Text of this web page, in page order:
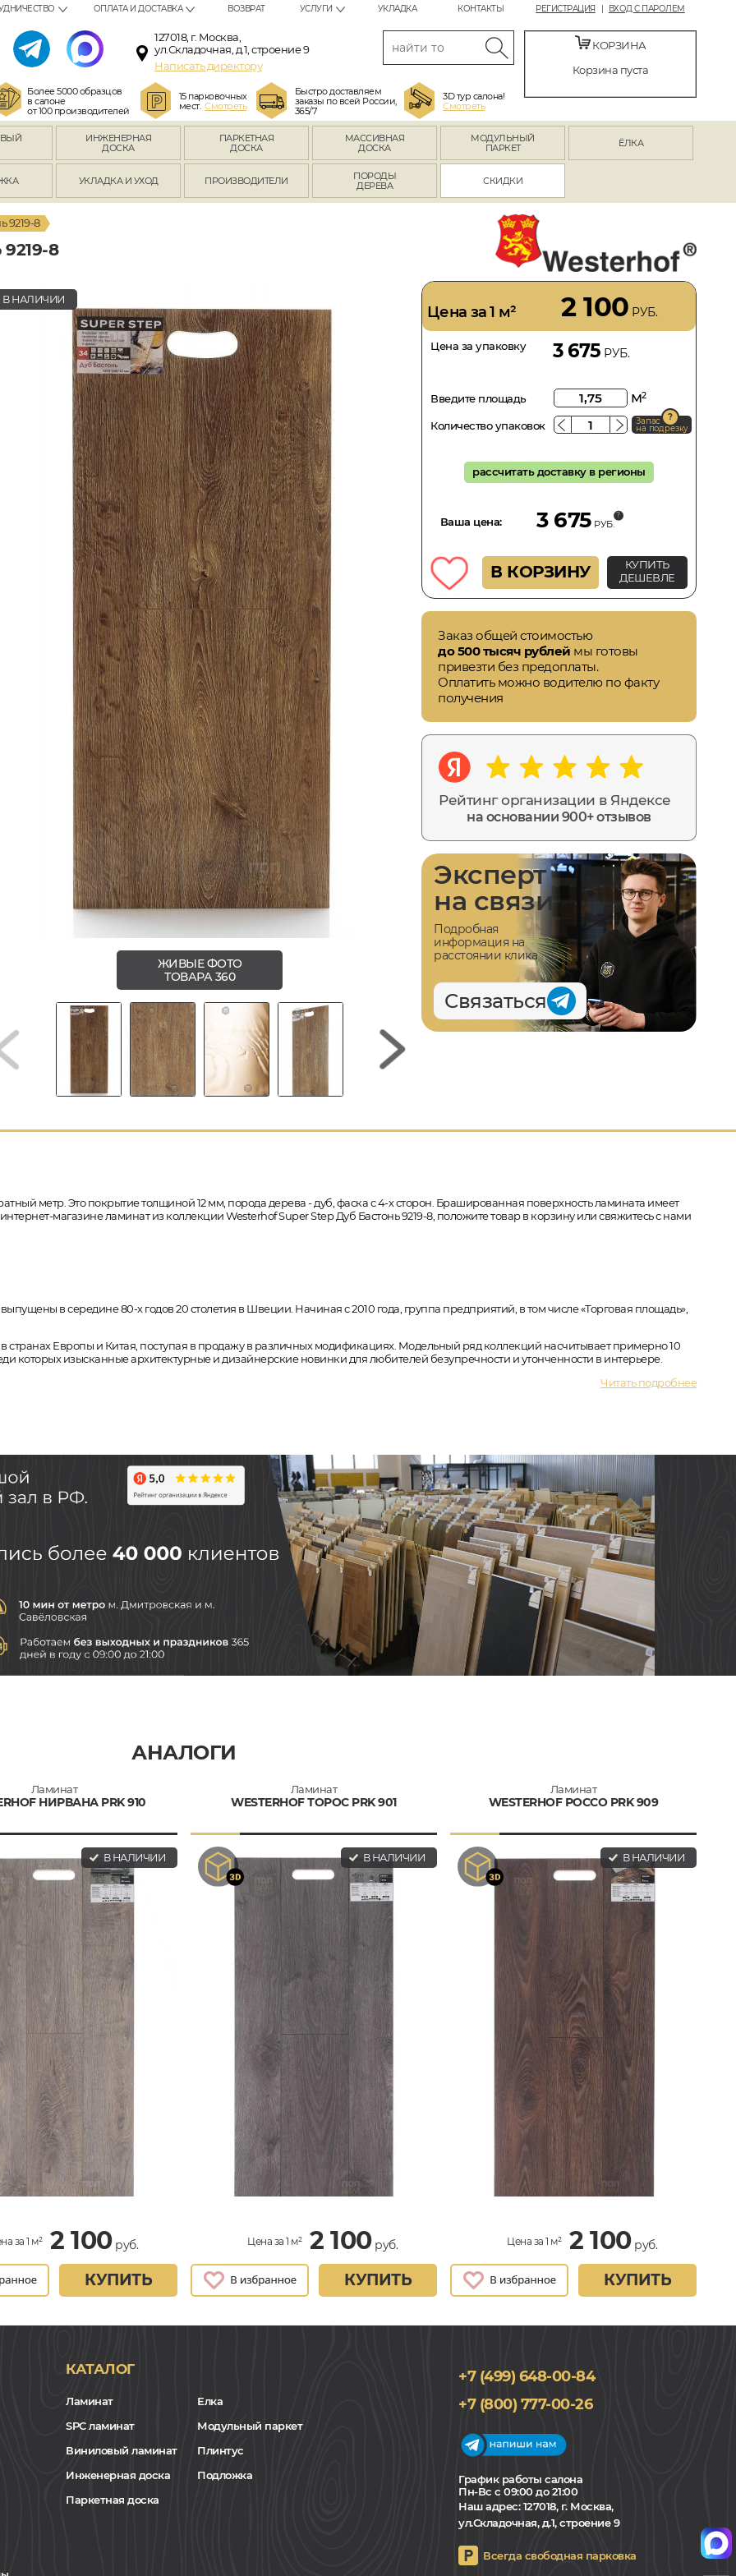
РЕГИСТРАЦИЯ ВХОД С ПАРОЛЕМ
ОПЛАТА И ДОСТАВКА ВОЗВРАТ УСЛУГИ УКЛАДКА КОНТАКТЫ
127018, г. Москва,
ул.Складочная, д.1, строение 9
Написать директору
Более 5000 образцов
в салоне
от 100 производителей
15 парковочных
мест.Смотреть
Быстро доставляем
заказы по всей России,
365/7
3D тур салона!
Смотреть
КОРЗИНА
Корзина пуста
ИНЖЕНЕРНАЯ
ДОСКА
ПАРКЕТНАЯ
ДОСКА
МАССИВНАЯ
ДОСКА
МОДУЛЬНЫЙ
ПАРКЕТ
ЁЛКА
УКЛАДКА И УХОД ПРОИЗВОДИТЕЛИ
ПОРОДЫ
ДЕРЕВА
СКИДКИ
9219-8
8
В НАЛИЧИИ
ЖИВЫЕ ФОТО
ТОВАРА 360
Цена за 1 м² 2 100 РУБ.
Цена за упаковку 3 675 РУБ.
Введите площадь м2
Количество упаковок Запас
на подрезку
рассчитать доставку в регионы
Ваша цена: 3 675 РУБ.
В КОРЗИНУ
КУПИТЬ
ДЕШЕВЛЕ
Заказ общей стоимостью
до 500 тысяч рублей мы готовы
привезти без предоплаты.
Оплатить можно водителю по факту
получения
Рейтинг организации в Яндексе
на основании 900+ отзывов
Эксперт
на связи
Подробная
информация на
расстоянии клика
Связаться
метр. Это покрытие толщиной 12 мм, порода дерева - дуб, фаска с 4-х сторон. Брашированная поверхность ламината имеет
магазине ламинат из коллекции Westerhof Super Step Дуб Бастонь 9219-8, положите товар в корзину или свяжитесь с нами
в середине 80-х годов 20 столетия в Швеции. Начиная с 2010 года, группа предприятий, в том числе «Торговая площадь»,
странах Европы и Китая, поступая в продажу в различных модификациях. Модельный ряд коллекций насчитывает примерно 10
изысканные архитектурные и дизайнерские новинки для любителей безупречности и утонченности в интерьере.
Читать подробнее
АНАЛОГИ
Ламинат
НИРВАНА PRK 910
В НАЛИЧИИ
за 1 м² 2 100руб.
КУПИТЬ
Ламинат
WESTERHOF ТОРОС PRK 901
В НАЛИЧИИ
Цена за 1 м² 2 100руб.
КУПИТЬ
Ламинат
WESTERHOF РОССО PRK 909
В НАЛИЧИИ
Цена за 1 м² 2 100руб.
КУПИТЬ
КАТАЛОГ
Ламинат
SPC ламинат
Виниловый ламинат
Инженерная доска
Паркетная доска
Елка
Модульный паркет
Плинтус
Подложка
+7 (499) 648-00-84
+7 (800) 777-00-26
График работы салона
Пн-Вс с 09:00 до 21:00
Наш адрес:127018, г. Москва,
ул.Складочная, д.1, строение 9
Всегда свободная парковка